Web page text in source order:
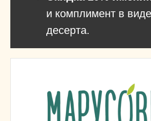
Утренние завтраки, сезонные
доступное для доставки
Акции:
Самовывоз со скидкой
.